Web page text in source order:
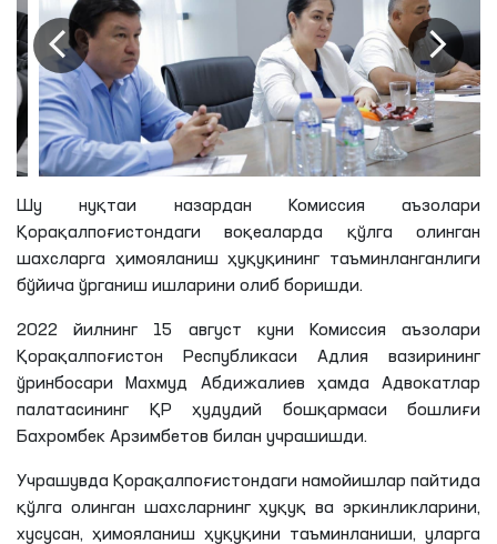
Шу нуқтаи назардан Комиссия аъзолари
Қорақалпоғистондаги воқеаларда қўлга олинган
шахсларга ҳимояланиш ҳуқуқининг таъминланганлиги
бўйича ўрганиш ишларини олиб боришди.
2022 йилнинг 15 август куни Комиссия аъзолари
Қорақалпоғистон Республикаси Адлия вазирининг
ўринбосари
Махмуд Абдижалиев ҳамда Адвокатлар
палатасининг
ҚР ҳудудий бошқармаси бошлиғи
Бахромбек Арзимбетов билан учрашишди.
Учрашувда Қорақалпоғистондаги намойишлар пайтида
қўлга олинган шахсларнинг ҳуқуқ ва эркинликларини,
хусусан, ҳимояланиш ҳуқуқини таъминланиши, уларга